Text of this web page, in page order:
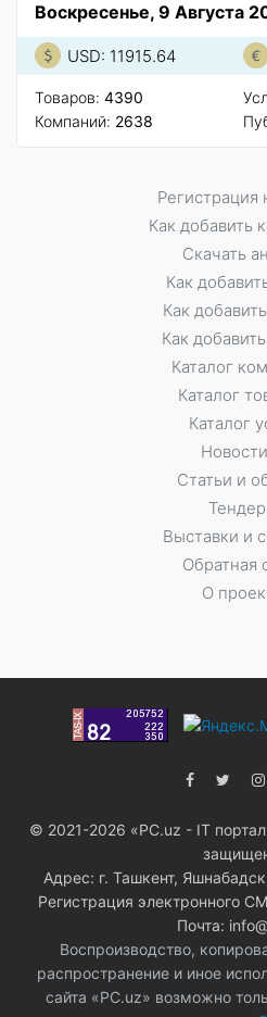
Воскресенье, 9 Августа
USD: 11915.64
Товаров: 4390
Компаний: 2638
Регистрация
Как добавить
Скачать
Как
Как
Как
Каталог
Каталог
Каталог
Статьи и
Выставки и
Обратная
О
© 2021-2026 «PC.uz - IT
Адрес: г. Ташкент,
Регистрация электронного
Почта:
Воспроизводство,
распространение и иное
сайта «PC.uz» возможно